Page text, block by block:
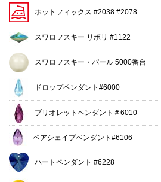
ホットフィックス #2038 #2078
スワロフスキー リボリ #1122
スワロフスキー・パール 5000番台
ドロップペンダント#6000
ブリオレットペンダント＃6010
ペアシェイプペンダント#6106
ハートペンダント #6228